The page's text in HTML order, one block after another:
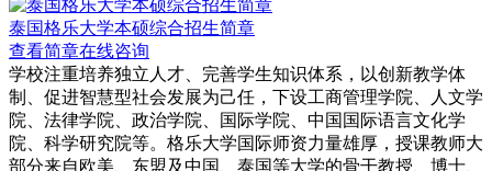
泰国格乐大学本硕综合招生简章
查看简章在线咨询
学校注重培养独立人才、完善学生知识体系，以创新教学体
制、促进智慧型社会发展为己任，下设工商管理学院、人文学
院、法律学院、政治学院、国际学院、中国国际语言文化学
院、科学研究院等。格乐大学国际师资力量雄厚，授课教师大
部分来自欧美、东盟及中国、泰国等大学的骨干教授、博士、